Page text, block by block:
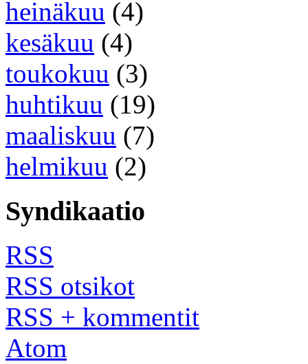
heinäkuu (4)
kesäkuu (4)
toukokuu (3)
huhtikuu (19)
maaliskuu (7)
helmikuu (2)
Syndikaatio
RSS
RSS otsikot
RSS + kommentit
Atom